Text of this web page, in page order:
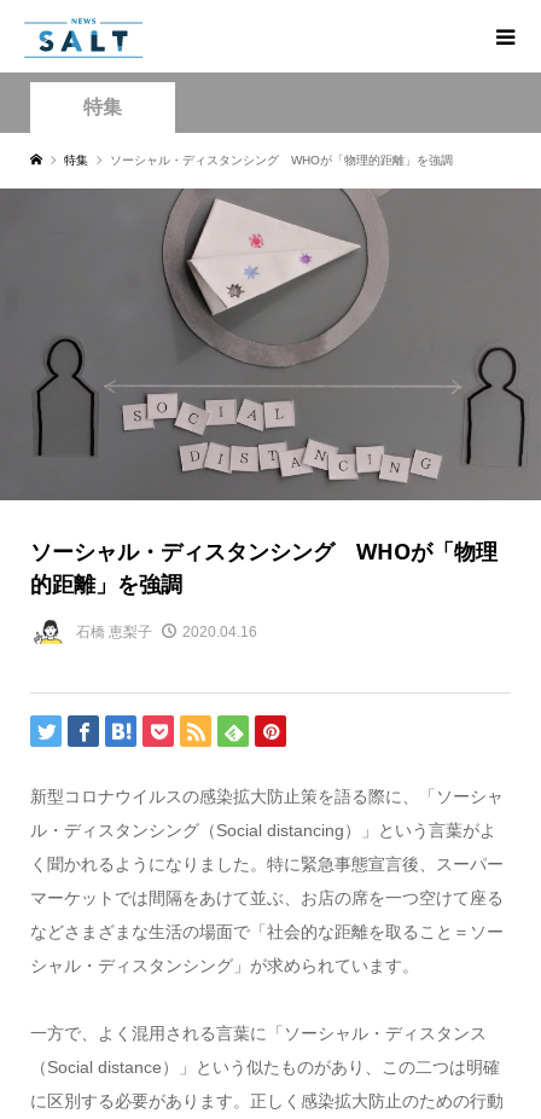
特集
特集 ソーシャル・ディスタンシング WHOが「物理的距離」を強調
ソーシャル・ディスタンシング WHOが「物理
的距離」を強調
石橋 恵梨子 2020.04.16
新型コロナウイルスの感染拡大防止策を語る際に、「ソーシャ
ル・ディスタンシング（Social distancing）」という言葉がよ
く聞かれるようになりました。特に緊急事態宣言後、スーパー
マーケットでは間隔をあけて並ぶ、お店の席を一つ空けて座る
などさまざまな生活の場面で「社会的な距離を取ること＝ソー
シャル・ディスタンシング」が求められています。
一方で、よく混用される言葉に「ソーシャル・ディスタンス
（Social distance）」という似たものがあり、この二つは明確
に区別する必要があります。正しく感染拡大防止のための行動